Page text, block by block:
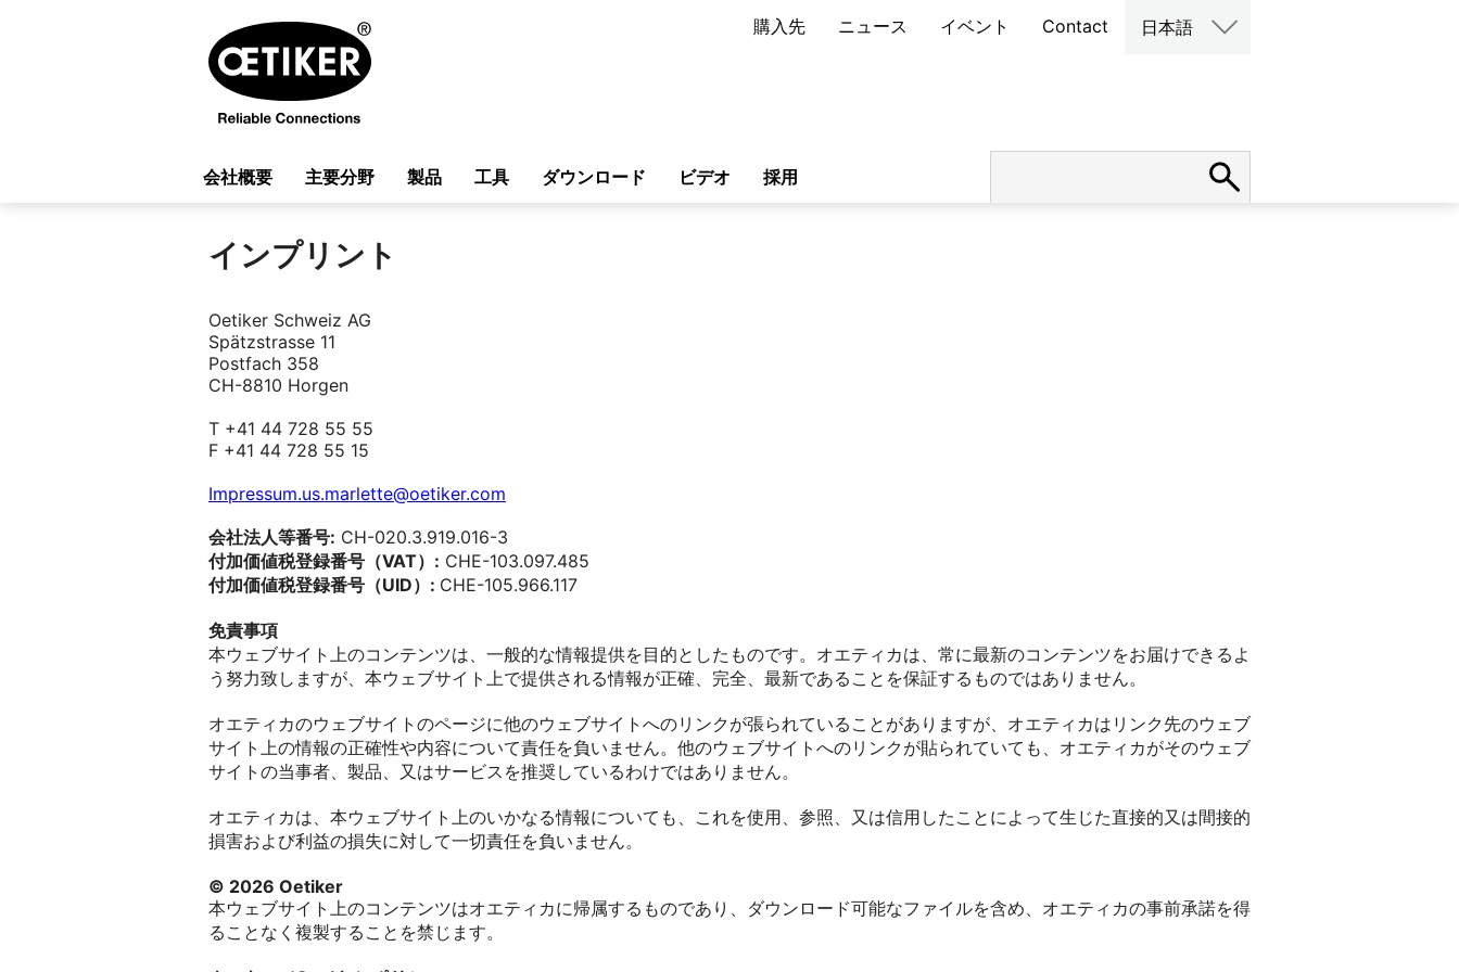
購入先 ニュース イベント Contact 日本語
会社概要 主要分野 製品 工具 ダウンロード ビデオ 採用
インプリント
Oetiker Schweiz AG
Spätzstrasse 11
Postfach 358
CH-8810 Horgen
T +41 44 728 55 55
F +41 44 728 55 15
Impressum.us.marlette@oetiker.com
会社法人等番号: CH-020.3.919.016-3
付加価値税登録番号（VAT）: CHE-103.097.485
付加価値税登録番号（UID）: CHE-105.966.117
免責事項
本ウェブサイト上のコンテンツは、一般的な情報提供を目的としたものです。オエティカは、常に最新のコンテンツをお届けできるよ
う努力致しますが、本ウェブサイト上で提供される情報が正確、完全、最新であることを保証するものではありません。
オエティカのウェブサイトのページに他のウェブサイトへのリンクが張られていることがありますが、オエティカはリンク先のウェブ
サイト上の情報の正確性や内容について責任を負いません。他のウェブサイトへのリンクが貼られていても、オエティカがそのウェブ
サイトの当事者、製品、又はサービスを推奨しているわけではありません。
オエティカは、本ウェブサイト上のいかなる情報についても、これを使用、参照、又は信用したことによって生じた直接的又は間接的
損害および利益の損失に対して一切責任を負いません。
© 2026 Oetiker
本ウェブサイト上のコンテンツはオエティカに帰属するものであり、ダウンロード可能なファイルを含め、オエティカの事前承諾を得
ることなく複製することを禁じます。